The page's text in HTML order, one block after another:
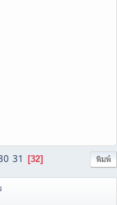
พิมพ์
31 32